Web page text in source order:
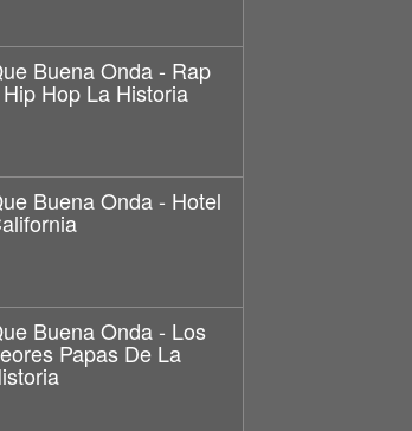
Buena Onda - Rap
Hop La Historia
Buena Onda - Hotel
Buena Onda - Los
Papas De La